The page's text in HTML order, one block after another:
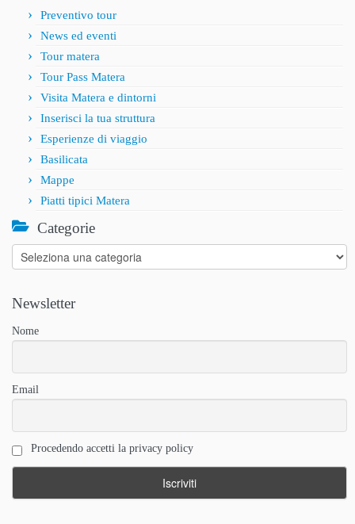
Preventivo tour
News ed eventi
Tour matera
Tour Pass Matera
Visita Matera e dintorni
Inserisci la tua struttura
Esperienze di viaggio
Basilicata
Mappe
Piatti tipici Matera
Categorie
Categorie
Newsletter
Nome
Email
Procedendo accetti la privacy policy